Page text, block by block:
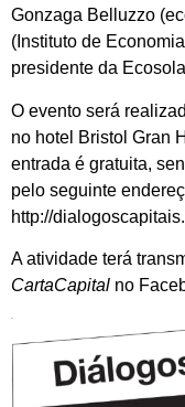
Gonzaga Belluzzo
(Instituto de
presidente da
O evento será
no hotel Bristol Gran
entrada é gratuita,
pelo seguinte
http://
A atividade terá
CartaCapital no